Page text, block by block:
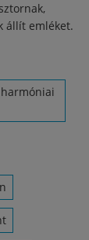
állít emléket.